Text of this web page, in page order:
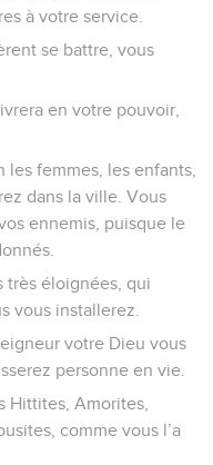
à votre service.
se battre, vous
en votre pouvoir,
femmes, les enfants,
dans la ville. Vous
ennemis, puisque le
très éloignées, qui
vous installerez.
votre Dieu vous
personne en vie.
Hittites, Amorites,
comme vous l’a